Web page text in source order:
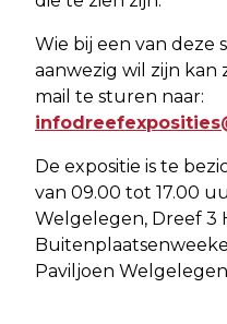
Wie bij een van deze
aanwezig wil zijn kan
mail te sturen naar:
De expositie is te
van 09.00 tot 17.00
Welgelegen, Dreef 3
Paviljoen